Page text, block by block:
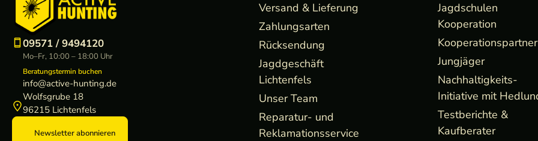
09571 / 9494120
Mo–Fr, 10:00 – 18:00 Uhr
Beratungstermin buchen
info@active-hunting.de
Wolfsgrube 18
96215 Lichtenfels
Newsletter abonnieren
Versand & Lieferung
Zahlungsarten
Rücksendung
Jagdgeschäft
Lichtenfels
Unser Team
Reparatur- und
Reklamationsservice
Jagdschulen
Kooperation
Kooperationspartner
Jungjäger
Nachhaltigkeits-
Initiative mit
Testberichte &
Kaufberater